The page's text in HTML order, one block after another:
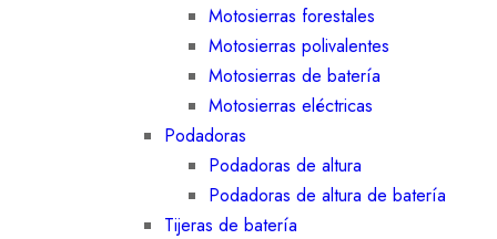
Motosierras forestales
Motosierras polivalentes
Motosierras de batería
Motosierras eléctricas
Podadoras
Podadoras de altura
Podadoras de altura de batería
Tijeras de batería